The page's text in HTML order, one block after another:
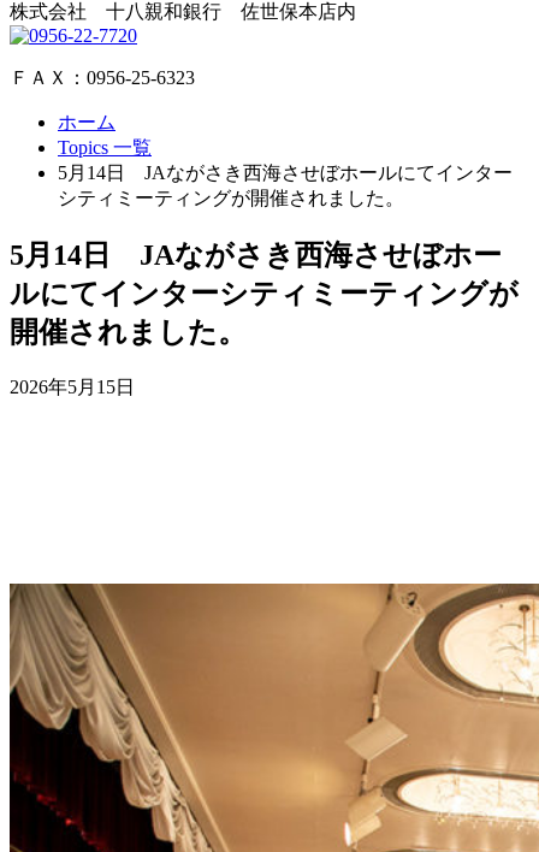
株式会社 十八親和銀行 佐世保本店内
ＦＡＸ：0956-25-6323
ホーム
Topics 一覧
5月14日 JAながさき西海させぼホールにてインター
シティミーティングが開催されました。
5月14日 JAながさき西海させぼホー
ルにてインターシティミーティングが
開催されました。
2026年5月15日